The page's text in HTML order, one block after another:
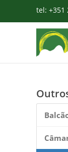
tel: +351